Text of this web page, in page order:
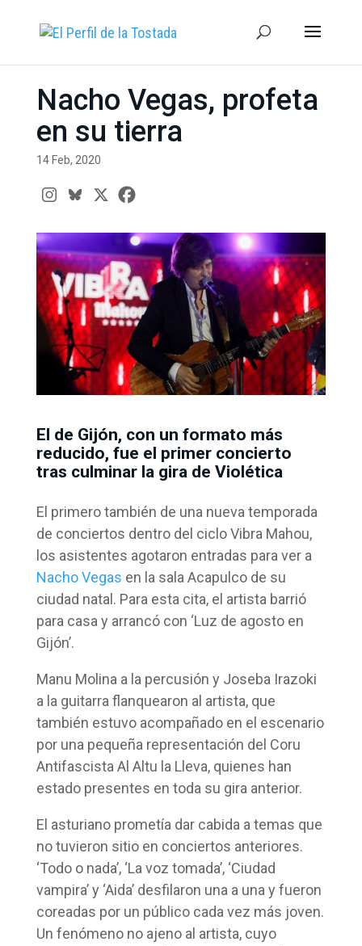
Nacho Vegas, profeta
en su tierra
14 Feb, 2020
El de Gijón, con un formato más
reducido, fue el primer concierto
tras culminar la gira de Violética
El primero también de una nueva temporada
de conciertos dentro del ciclo Vibra Mahou,
los asistentes agotaron entradas para ver a
Nacho Vegas en la sala Acapulco de su
ciudad natal. Para esta cita, el artista barrió
para casa y arrancó con ‘Luz de agosto en
Gijón’.
Manu Molina a la percusión y Joseba Irazoki
a la guitarra flanquearon al artista, que
también estuvo acompañado en el escenario
por una pequeña representación del Coru
Antifascista Al Altu la Lleva, quienes han
estado presentes en toda su gira anterior.
El asturiano prometía dar cabida a temas que
no tuvieron sitio en conciertos anteriores.
‘Todo o nada’, ‘La voz tomada’, ‘Ciudad
vampira’ y ‘Aida’ desfilaron una a una y fueron
coreadas por un público cada vez más joven.
Un fenómeno no ajeno al artista, cuyo